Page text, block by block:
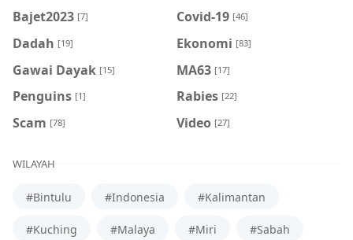
Bajet2023 [7] Covid-19 [46]
Dadah [19] Ekonomi [83]
Gawai Dayak [15] MA63 [17]
Penguins [1] Rabies [22]
Scam [78] Video [27]
WILAYAH
#Bintulu #Indonesia #Kalimantan
#Kuching #Malaya #Miri #Sabah